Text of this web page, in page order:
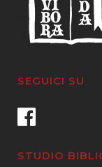
SEGUICI SU
STUDIO